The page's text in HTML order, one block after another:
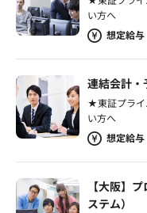
い方へ
想定給
連結会計・
★東証プライ
い方へ
想定給
【大阪】
ステム）